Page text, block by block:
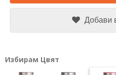
Добави
Избирам Цвят